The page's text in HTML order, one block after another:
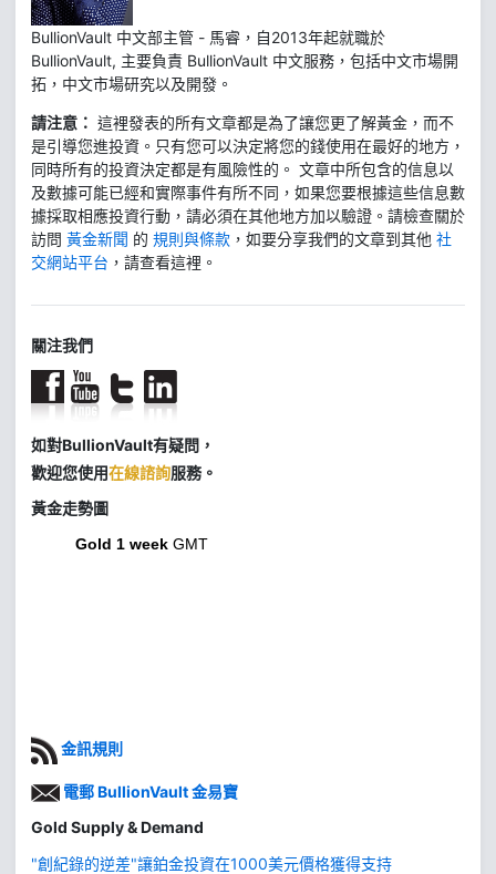
BullionVault 中文部主管 - 馬睿，自2013年起就職於
BullionVault, 主要負責 BullionVault 中文服務，包括中文市場開
拓，中文市場研究以及開發。
請注意： 這裡發表的所有文章都是為了讓您更了解黃金，而不
是引導您進投資。只有您可以決定將您的錢使用在最好的地方，
同時所有的投資決定都是有風險性的。 文章中所包含的信息以
及數據可能已經和實際事件有所不同，如果您要根據這些信息數
據採取相應投資行動，請必須在其他地方加以驗證。請檢查關於
訪問 黃金新聞 的 規則與條款 ，如要分享我們的文章到其他 社
交網站平台 ，請查看這裡。
關注我們
如對BullionVault有疑問，
歡迎您使用在線諮詢服務。
黃金走勢圖
Gold 1 week GMT
金訊規則
電郵 BullionVault 金易寶
Gold Supply & Demand
"創紀錄的逆差"讓鉑金投資在1000美元價格獲得支持